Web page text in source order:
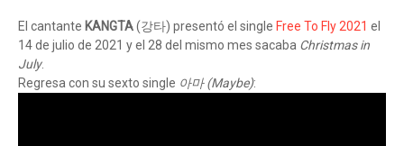
El cantante KANGTA(강타) presentó el single Free To Fly 2021 el
14 de julio de 2021 y el 28 del mismo mes sacaba Christmas in
July.
Regresa con su sexto single 아마 (Maybe):